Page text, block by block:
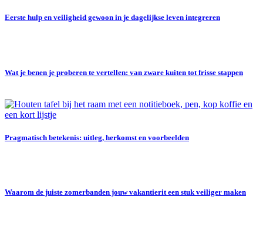
Eerste hulp en veiligheid gewoon in je dagelijkse leven integreren
Wat je benen je proberen te vertellen: van zware kuiten tot frisse stappen
Pragmatisch betekenis: uitleg, herkomst en voorbeelden
Waarom de juiste zomerbanden jouw vakantierit een stuk veiliger maken